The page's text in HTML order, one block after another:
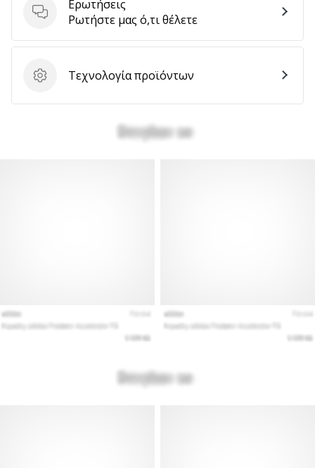
Ερωτήσεις
Ερωτήσεις
Ρωτήστε μας ό,τι θέλετε
Τεχνολογία προϊόντων
Τεχνολογία προϊόντων